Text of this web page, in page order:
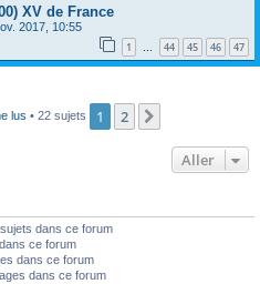
XV de France
2017, 10:55
1 … 44 45 46 47
lus • 22 sujets 1 2
Aller
dans ce forum
ce forum
dans ce forum
dans ce forum